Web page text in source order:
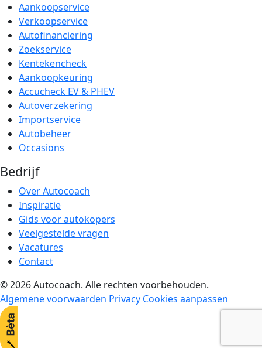
Aankoopservice
Verkoopservice
Autofinanciering
Zoekservice
Kentekencheck
Aankoopkeuring
Accucheck EV & PHEV
Autoverzekering
Importservice
Autobeheer
Occasions
Bedrijf
Over Autocoach
Inspiratie
Gids voor autokopers
Veelgestelde vragen
Vacatures
Contact
© 2026 Autocoach. Alle rechten voorbehouden.
Algemene voorwaarden Privacy Cookies aanpassen